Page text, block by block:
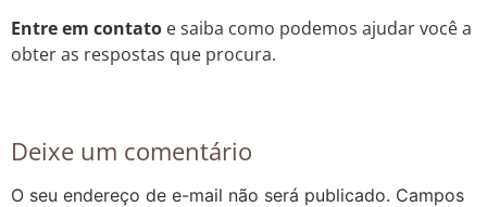
Entre em contato e saiba como podemos ajudar você a
obter as respostas que procura.
Deixe um comentário
O seu endereço de e-mail não será publicado. Campos